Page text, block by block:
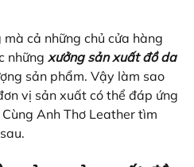
cả những chủ cửa hàng
những xưởng sản xuất đồ da
sản phẩm. Vậy làm sao
vị sản xuất có thể đáp ứng
Anh Thơ Leather tìm